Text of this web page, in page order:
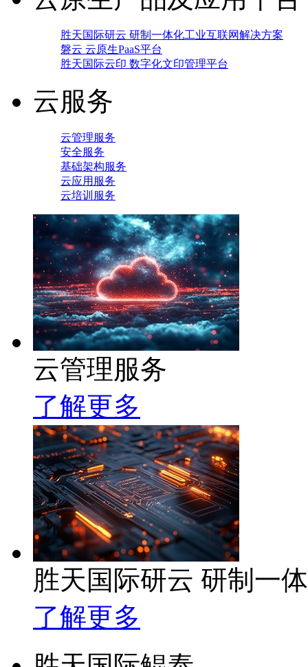
胜天国际研云 研制一体化工业互联网解决方案
磐云 云原生PaaS平台
胜天国际云印 数字化文印管理平台
云服务
云管理服务
安全服务
基础架构服务
云应用服务
云培训服务
云管理服务
了解更多
胜天国际研云 研制一
了解更多